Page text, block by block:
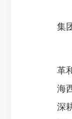
6
集
革
海
深